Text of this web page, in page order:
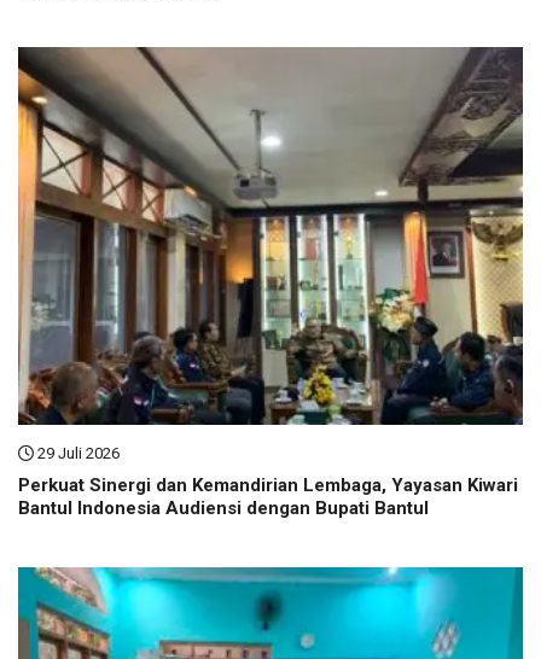
29 Juli 2026
Perkuat Sinergi dan Kemandirian Lembaga, Yayasan Kiwari
Bantul Indonesia Audiensi dengan Bupati Bantul